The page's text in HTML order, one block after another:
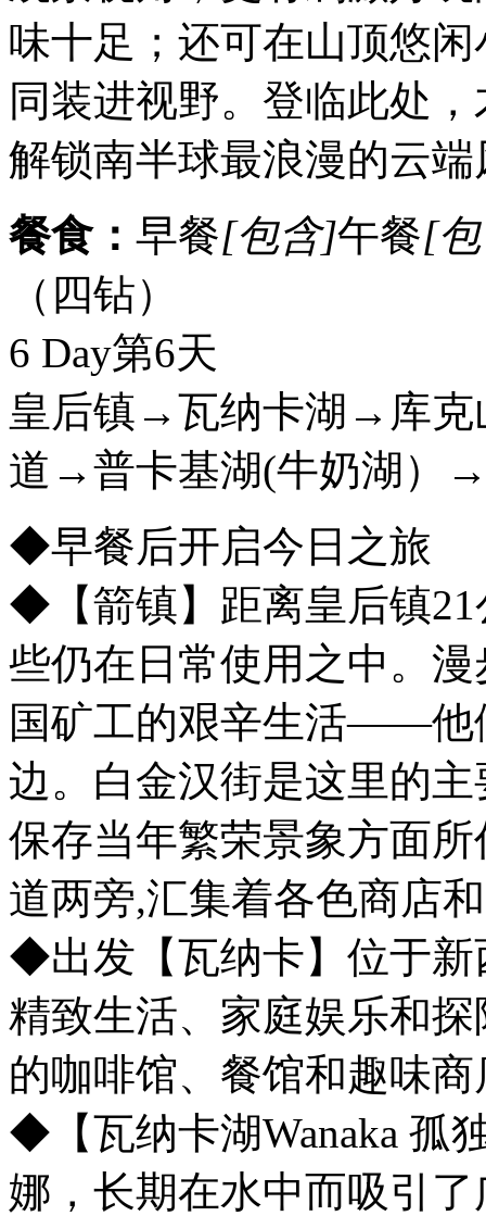
味十足；还可在山顶悠
同装进视野。登临此处
解锁南半球最浪漫的云端
餐食： 早餐[包含]午餐[
（四钻）
6 Day第6天
皇后镇→瓦纳卡湖→库克
道→普卡基湖(牛奶湖）
◆早餐后开启今日之旅
◆【箭镇】距离皇后镇
些仍在日常使用之中。
国矿工的艰辛生活――他
边。白金汉街是这里的
保存当年繁荣景象方面
道两旁,汇集着各色商店
◆出发【瓦纳卡】位于新
精致生活、家庭娱乐和
的咖啡馆、餐馆和趣味商
◆【瓦纳卡湖Wanaka 孤
娜，长期在水中而吸引